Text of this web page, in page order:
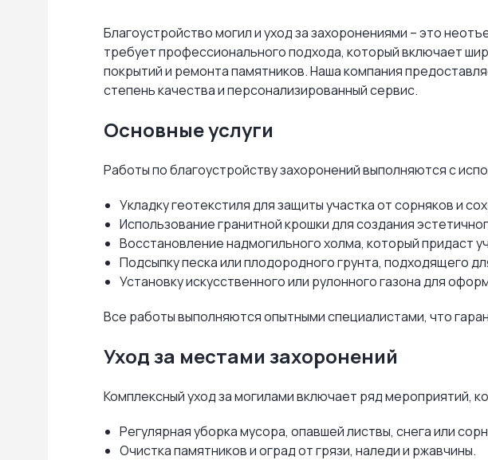
Благоустройство могил и уход за захоронениями – это
требует профессионального подхода, который включает
покрытий и ремонта памятников. Наша компания
степень качества и персонализированный сервис.
Основные услуги
Работы по благоустройству захоронений выполняются с
Укладку геотекстиля для защиты участка от сорняков и
Использование гранитной крошки для создания
Восстановление надмогильного холма, который придаст
Подсыпку песка или плодородного грунта, подходящего
Установку искусственного или рулонного газона для
Все работы выполняются опытными специалистами, что
Уход за местами захоронений
Комплексный уход за могилами включает ряд мероприятий,
Регулярная уборка мусора, опавшей листвы, снега или
Очистка памятников и оград от грязи, наледи и ржавчины.